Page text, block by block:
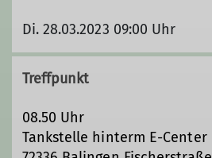
Di. 28.03.2023 09:00 Uhr
Treffpunkt
08.50 Uhr
Tankstelle hinterm E-Center